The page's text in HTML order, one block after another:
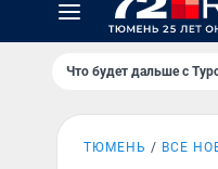
Что будет дальше с
ТЮМЕНЬ ВСЕ